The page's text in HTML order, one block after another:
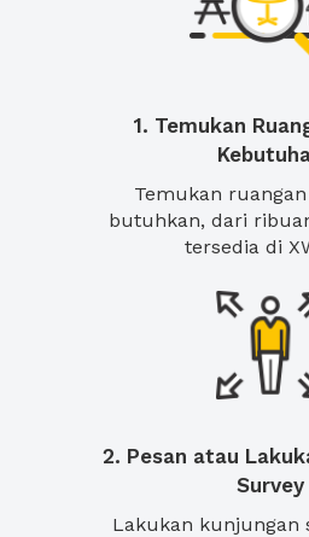
1. Temukan
Temukan
butuhkan, dari
tersedia di
2. Pesan atau
Survey
Lakukan kunjungan